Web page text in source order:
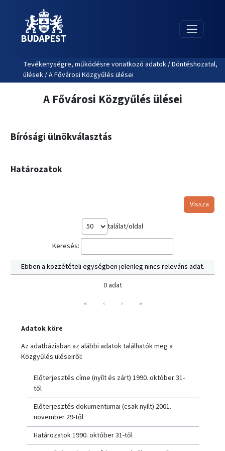
BUDAPEST
Tevékenységre, működésre vonatkozó adatok / Döntéshozatal,
ülések / A Fővárosi Közgyűlés ülései
A Fővárosi Közgyűlés ülései
Bírósági ülnökválasztás
Határozatok
Vissza
találat/oldal
Keresés:
Ebben a közzétételi egységben jelenleg nincs releváns adat.
0 adat
«
‹ › »
Adatok köre
Az adatbázisban az alábbi adatok találhatók meg a
Közgyűlés üléseiről:
Előterjesztés címe (nyílt és zárt) 1990. október 31-
től
Előterjesztés dokumentumai (csak nyílt) 2001.
november 29-től
Határozatok 1990. október 31-től